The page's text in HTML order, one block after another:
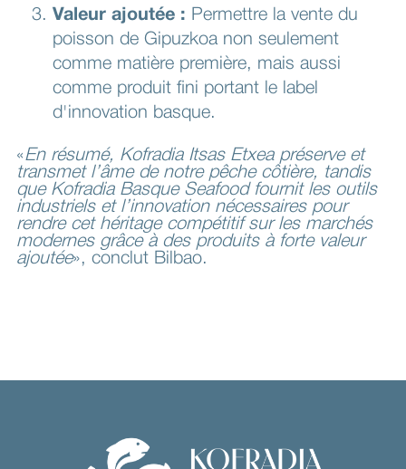
Valeur ajoutée : Permettre la vente du
poisson de Gipuzkoa non seulement
comme matière première, mais aussi
comme produit fini portant le label
d'innovation basque.
«En résumé, Kofradia Itsas Etxea préserve et
transmet l’âme de notre pêche côtière, tandis
que Kofradia Basque Seafood fournit les outils
industriels et l’innovation nécessaires pour
rendre cet héritage compétitif sur les marchés
modernes grâce à des produits à forte valeur
ajoutée», conclut Bilbao.